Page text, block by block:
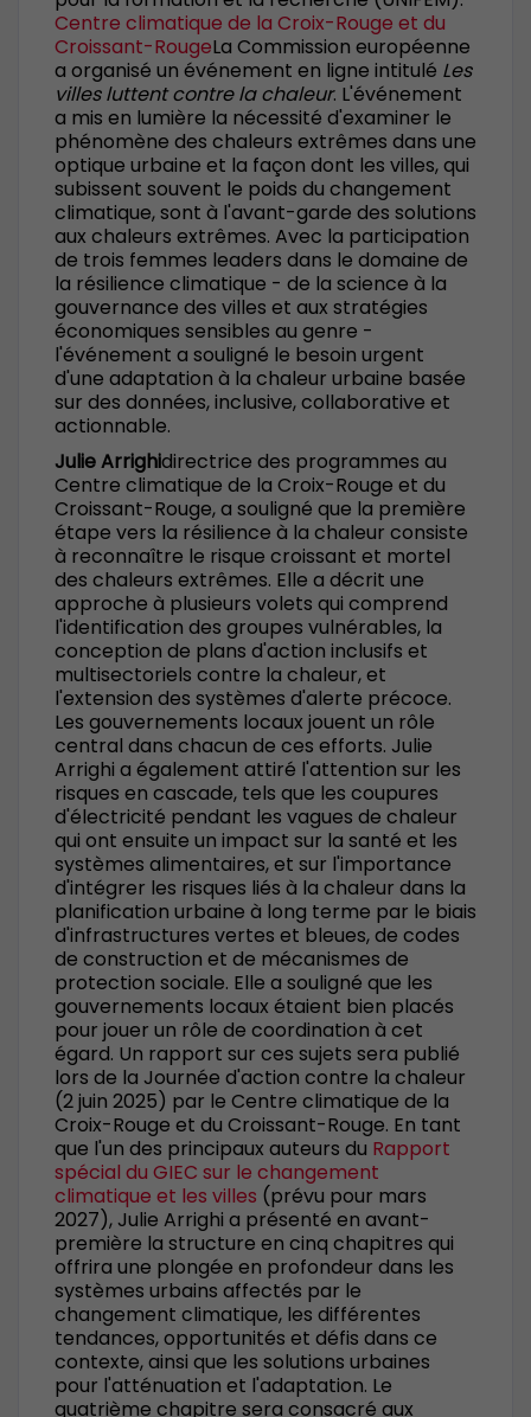
Centre climatique de la Croix-Rouge et du
Croissant-RougeLa Commission européenne
a organisé un événement en ligne intitulé Les
villes luttent contre la chaleur. L'événement
a mis en lumière la nécessité d'examiner le
phénomène des chaleurs extrêmes dans une
optique urbaine et la façon dont les villes, qui
subissent souvent le poids du changement
climatique, sont à l'avant-garde des solutions
aux chaleurs extrêmes. Avec la participation
de trois femmes leaders dans le domaine de
la résilience climatique - de la science à la
gouvernance des villes et aux stratégies
économiques sensibles au genre -
l'événement a souligné le besoin urgent
d'une adaptation à la chaleur urbaine basée
sur des données, inclusive, collaborative et
actionnable.
Julie Arrighidirectrice des programmes au
Centre climatique de la Croix-Rouge et du
Croissant-Rouge, a souligné que la première
étape vers la résilience à la chaleur consiste
à reconnaître le risque croissant et mortel
des chaleurs extrêmes. Elle a décrit une
approche à plusieurs volets qui comprend
l'identification des groupes vulnérables, la
conception de plans d'action inclusifs et
multisectoriels contre la chaleur, et
l'extension des systèmes d'alerte précoce.
Les gouvernements locaux jouent un rôle
central dans chacun de ces efforts. Julie
Arrighi a également attiré l'attention sur les
risques en cascade, tels que les coupures
d'électricité pendant les vagues de chaleur
qui ont ensuite un impact sur la santé et les
systèmes alimentaires, et sur l'importance
d'intégrer les risques liés à la chaleur dans la
planification urbaine à long terme par le biais
d'infrastructures vertes et bleues, de codes
de construction et de mécanismes de
protection sociale. Elle a souligné que les
gouvernements locaux étaient bien placés
pour jouer un rôle de coordination à cet
égard. Un rapport sur ces sujets sera publié
lors de la Journée d'action contre la chaleur
(2 juin 2025) par le Centre climatique de la
Croix-Rouge et du Croissant-Rouge. En tant
que l'un des principaux auteurs du Rapport
spécial du GIEC sur le changement
climatique et les villes (prévu pour mars
2027), Julie Arrighi a présenté en avant-
première la structure en cinq chapitres qui
offrira une plongée en profondeur dans les
systèmes urbains affectés par le
changement climatique, les différentes
tendances, opportunités et défis dans ce
contexte, ainsi que les solutions urbaines
pour l'atténuation et l'adaptation. Le
quatrième chapitre sera consacré aux